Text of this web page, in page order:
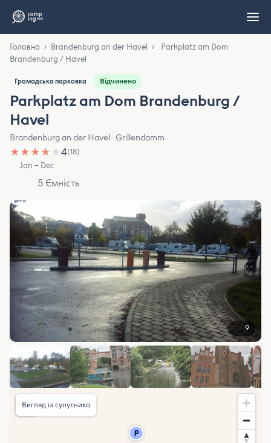
Головна › Brandenburg an der Havel ›
Parkplatz am Dom
Brandenburg / Havel
Громадська парковка Відчинено
Parkplatz am Dom Brandenburg /
Havel
Brandenburg an der Havel · Grillendamm
★ ★ ★ ★ ★4(18)
Jan – Dec
5 Ємність
9
Вигляд із супутника